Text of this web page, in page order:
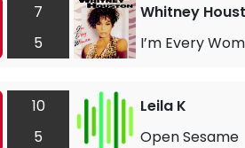
7
5
Whitney
I’m Every
10
5
Leila K
Open Sesame